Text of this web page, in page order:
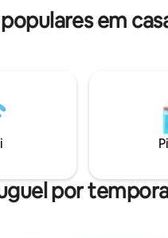
para privacidade. Desfrute de
no pátio da frente ou
restaurantes e vida noturna.
no local está
por favor, organize com
em
por